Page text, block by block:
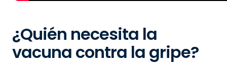
¿Quién necesita la
vacuna contra la gripe?